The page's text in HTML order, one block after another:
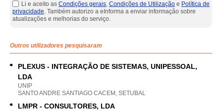
Li e aceito as Condições gerais, Condições de Utilização e Política de
privacidade. Também autorizo a eInforma a enviar informação sobre
atualizações e melhorias do serviço.
Outros utilizadores pesquisaram
PLEXUS - INTEGRAÇÃO DE SISTEMAS, UNIPESSOAL,
LDA
UNIP
SANTO ANDRE SANTIAGO CACEM, SETUBAL
LMPR - CONSULTORES, LDA